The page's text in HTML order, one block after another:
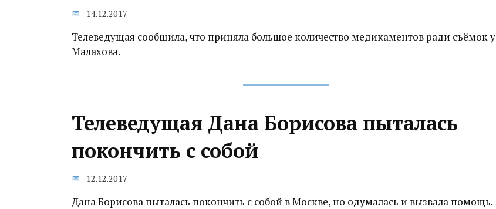
14.12.2017
Телеведущая сообщила, что приняла большое количество медикаментов ради съёмок у
Малахова.
Телеведущая Дана Борисова пыталась
покончить с собой
12.12.2017
Дана Борисова пыталась покончить с собой в Москве, но одумалась и вызвала помощь.